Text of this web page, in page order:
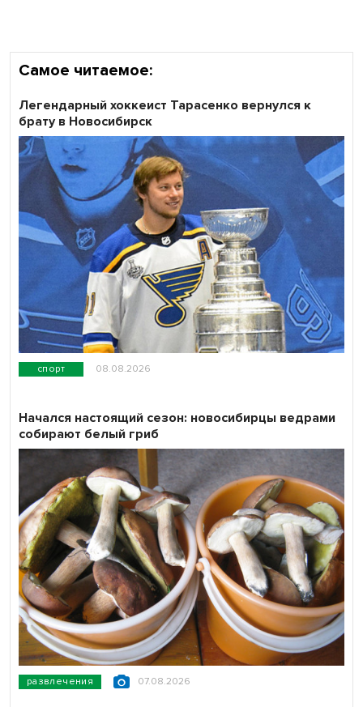
Самое читаемое:
спорт 08.08.2026
Легендарный хоккеист Тарасенко вернулся к
брату в Новосибирск
развлечения 07.08.2026
Начался настоящий сезон: новосибирцы ведрами
собирают белый гриб